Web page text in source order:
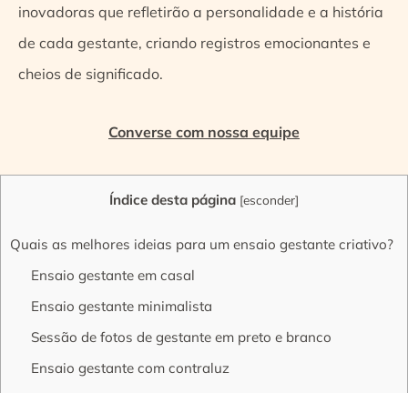
inovadoras que refletirão a personalidade e a história
de cada gestante, criando registros emocionantes e
cheios de significado.
Converse com nossa equipe
Índice desta página [esconder]
Quais as melhores ideias para um ensaio gestante criativo?
Ensaio gestante em casal
Ensaio gestante minimalista
Sessão de fotos de gestante em preto e branco
Ensaio gestante com contraluz